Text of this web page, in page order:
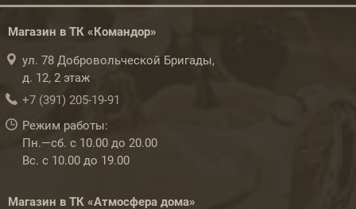
Магазин в ТК «Командор»
ул. 78 Добровольческой Бригады,
д. 12, 2 этаж
+7 (391) 205-19-91
Режим работы:
Пн.—сб. с 10.00 до 20.00
Вс. с 10.00 до 19.00
Магазин в ТК «Атмосфера дома»